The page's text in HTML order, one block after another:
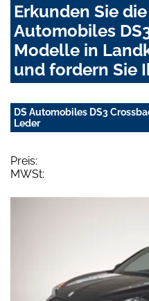
Erkunden Sie
Automobiles
Modelle in
und fordern Sie
DS Automobiles DS3
Leder
Preis:
MWSt: